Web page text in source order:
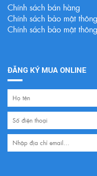
Chính sách bán hàng
Chính sách bảo mật
Chính sách bảo mật
ĐĂNG KÝ MUA ONLINE